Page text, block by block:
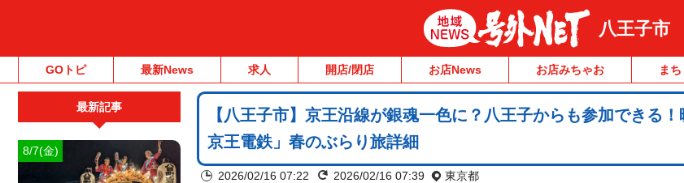
八王子市
GOトピ 最新News 求人 開店/閉店 お店News お店みちゃお まち
【八王子市】京王沿線が銀魂一色に？八王子からも参加できる
京王電鉄」春のぶらり旅詳細
2026/02/16 07:22 2026/02/16 07:39 東京都
最新記事
8/7(金)